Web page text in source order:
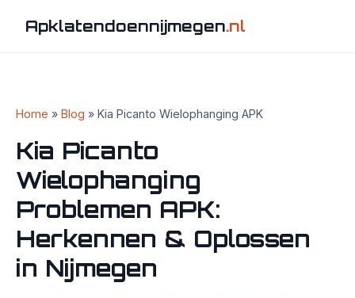
Apklatendoennijmegen.nl
Home » Blog » Kia Picanto Wielophanging APK
Kia Picanto
Wielophanging
Problemen APK:
Herkennen & Oplossen
in Nijmegen